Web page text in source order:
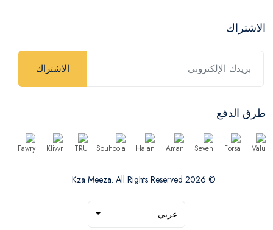
الاشتراك
الاشتراك
طرق الدفع
© 2026 Kza Meeza. All Rights Reserved
عربي